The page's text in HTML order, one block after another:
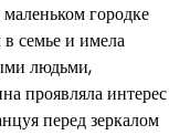
городке
семье и имела
людьми,
проявляла интерес
перед зеркалом